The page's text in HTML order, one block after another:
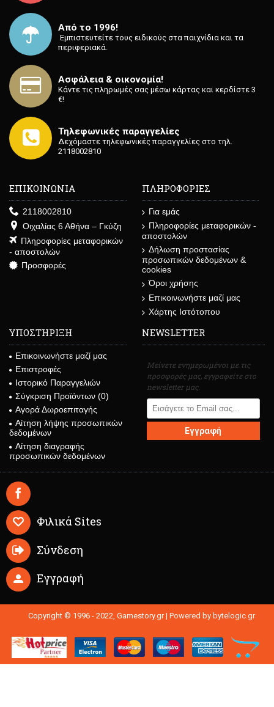
Από το 1996!
⁡ Εμπιστευτείτε τους ειδικούς στα παιχνίδια και τα
περιφεριακά.
Ασφάλεια & οικονομία!
Κάντε τις πληρωμές σας μέσω κάρτας και κερδίστε 3
€!
Τηλεφωνικές παραγγελίες
Δεχόμαστε τηλεφωνικές παραγγελίες στο τηλ.
2118002810
ΕΠΙΚΟΙΝΩΝΙΑ
2118002810
Οιχαλίας 6 Αθήνα – Γκύζη
Πληροφορίες μεταφορικών
- αποστολών
Προσφορές
ΠΛΗΡΟΦΟΡΙΕΣ
Για εμάς
Πληροφορίες μεταφορικών -
αποστολών
Δήλωση προστασίας
προσωπικών δεδομένων &
cookies
Όροι χρήσης
Επικοινωνήστε μαζί μας
Χάρτης Ιστότοπου
ΥΠΟΣΤΗΡΙΞΗ
Επικοινωνήστε μαζί μας
Επιστροφές
Ιστορικό Παραγγελιών
Σύγκριση Προϊόντων (0)
Αγορά Δωροεπιταγής
Αίτηση λήψης προσωπικών
δεδομένων
Αίτηση διαγραφής
προσωπικών δεδομένων
NEWSLETTER
Μείνετε ενημερωμένοι με τις
προσφορές μας, εγγραφείτε στο
newsletter μας.
Εγγραφή
Φιλικά Sites
Σύνδεση
Εγγραφή
Copyright © 1996 - 2022, Gamestory.gr | Powered by bytelogic.gr